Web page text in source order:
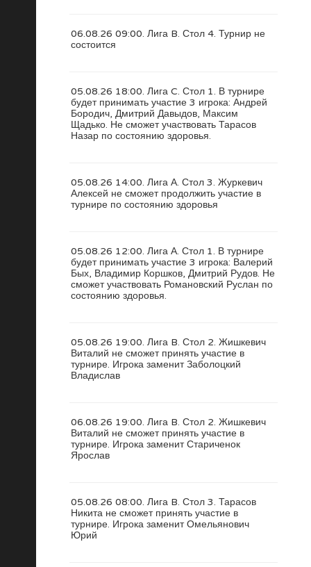
06.08.26 09:00. Лига B. Стол 4. Турнир не
состоится
05.08.26 18:00. Лига C. Стол 1. В турнире
будет принимать участие 3 игрока: Андрей
Бородич, Дмитрий Давыдов, Максим
Щадько. Не сможет участвовать Тарасов
Назар по состоянию здоровья.
05.08.26 14:00. Лига А. Стол 3. Журкевич
Алексей не сможет продолжить участие в
турнире по состоянию здоровья
05.08.26 12:00. Лига А. Стол 1. В турнире
будет принимать участие 3 игрока: Валерий
Бых, Владимир Коршков, Дмитрий Рудов. Не
сможет участвовать Романовский Руслан по
состоянию здоровья.
05.08.26 19:00. Лига B. Стол 2. Жишкевич
Виталий не сможет принять участие в
турнире. Игрока заменит Заболоцкий
Владислав
06.08.26 19:00. Лига B. Стол 2. Жишкевич
Виталий не сможет принять участие в
турнире. Игрока заменит Стариченок
Ярослав
05.08.26 08:00. Лига B. Стол 3. Тарасов
Никита не сможет принять участие в
турнире. Игрока заменит Омельянович
Юрий